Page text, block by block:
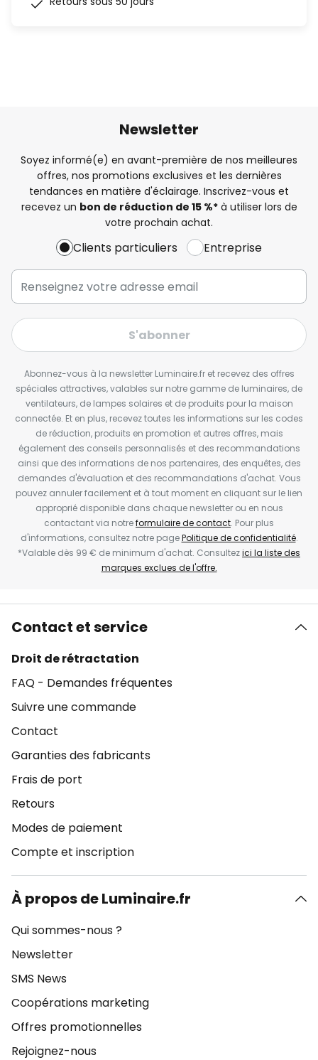
Newsletter
Soyez informé(e) en avant-première de nos meilleures
offres, nos promotions exclusives et les dernières
tendances en matière d'éclairage. Inscrivez-vous et
recevez un bon de réduction de 15 %*à utiliser lors de
votre prochain achat.
Clients particuliers Entreprise
S'abonner
Abonnez-vous à la newsletter Luminaire.fr et recevez des offres
spéciales attractives, valables sur notre gamme de luminaires, de
ventilateurs, de lampes solaires et de produits pour la maison
connectée. Et en plus, recevez toutes les informations sur les codes
de réduction, produits en promotion et autres offres, mais
également des conseils personnalisés et des recommandations
ainsi que des informations de nos partenaires, des enquêtes, des
demandes d'évaluation et des recommandations d'achat. Vous
pouvez annuler facilement et à tout moment en cliquant sur le lien
approprié disponible dans chaque newsletter ou en nous
contactant via notreformulaire de contact. Pour plus
d'informations, consultez notre pagePolitique de confidentialité.
*Valable dès 99 € de minimum d'achat. Consultezici la liste des
marques exclues de l'offre.
Contact et service
Droit de rétractation
FAQ - Demandes fréquentes
Suivre une commande
Contact
Garanties des fabricants
Frais de port
Retours
Modes de paiement
Compte et inscription
À propos de Luminaire.fr
Qui sommes-nous ?
Newsletter
SMS News
Coopérations marketing
Offres promotionnelles
Rejoignez-nous